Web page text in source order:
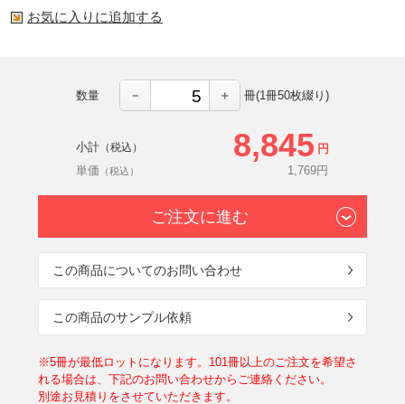
お気に入りに追加する
数量 － ＋ 冊(1冊50枚綴り)
小計 （税込） 8,845 円
単価 （税込） 1,769円
ご注文に進む
この商品についてのお問い合わせ
この商品のサンプル依頼
※5冊が最低ロットになります。101冊以上のご注文を希望さ
れる場合は、下記のお問い合わせからご連絡ください。
別途お見積りをさせていただきます。